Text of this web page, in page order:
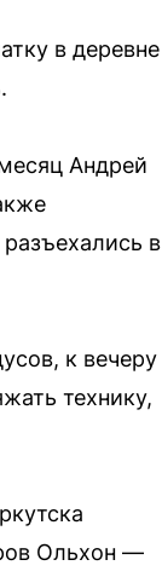
в деревне
Андрей
в
к вечеру
технику,
Ольхон —